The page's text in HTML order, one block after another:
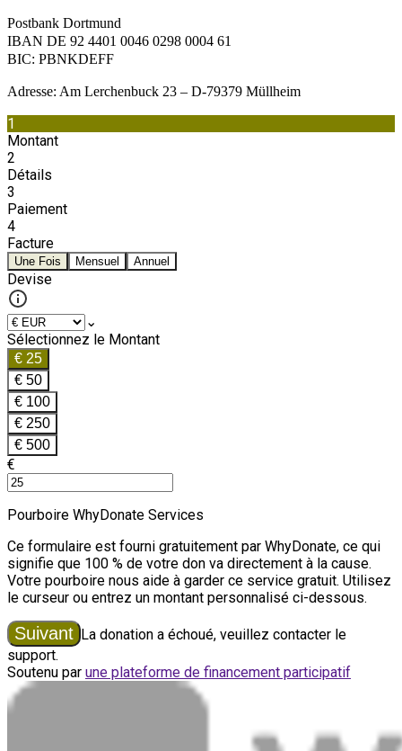
Postbank Dortmund
IBAN DE 92 4401 0046 0298 0004 61
BIC: PBNKDEFF
Adresse: Am Lerchenbuck 23 – D-79379 Müllheim